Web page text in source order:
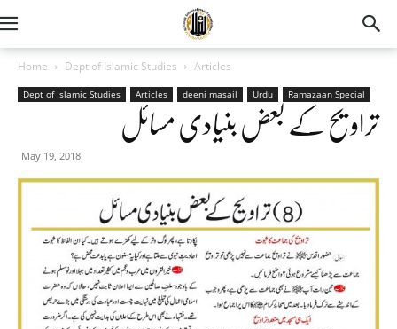
Home Dept of Islamic Studies Articles
Dept of Islamic Studies Articles deeni masail Urdu Ramazaan Special
تراویح کے بعض بنیادی مسائل
May 19, 2018